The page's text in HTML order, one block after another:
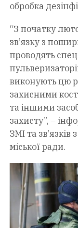
обробка
“З початку
зв’язку з
проводять
виконують цю
захисними
та іншими
захисту”, –
ЗМІ та зв’язків
міської ради.